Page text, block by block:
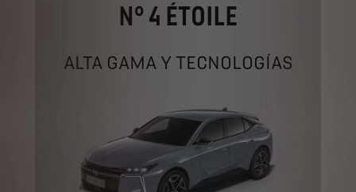
N° 4 ÉTOILE
ALTA GAMA Y TECNOLOGÍAS